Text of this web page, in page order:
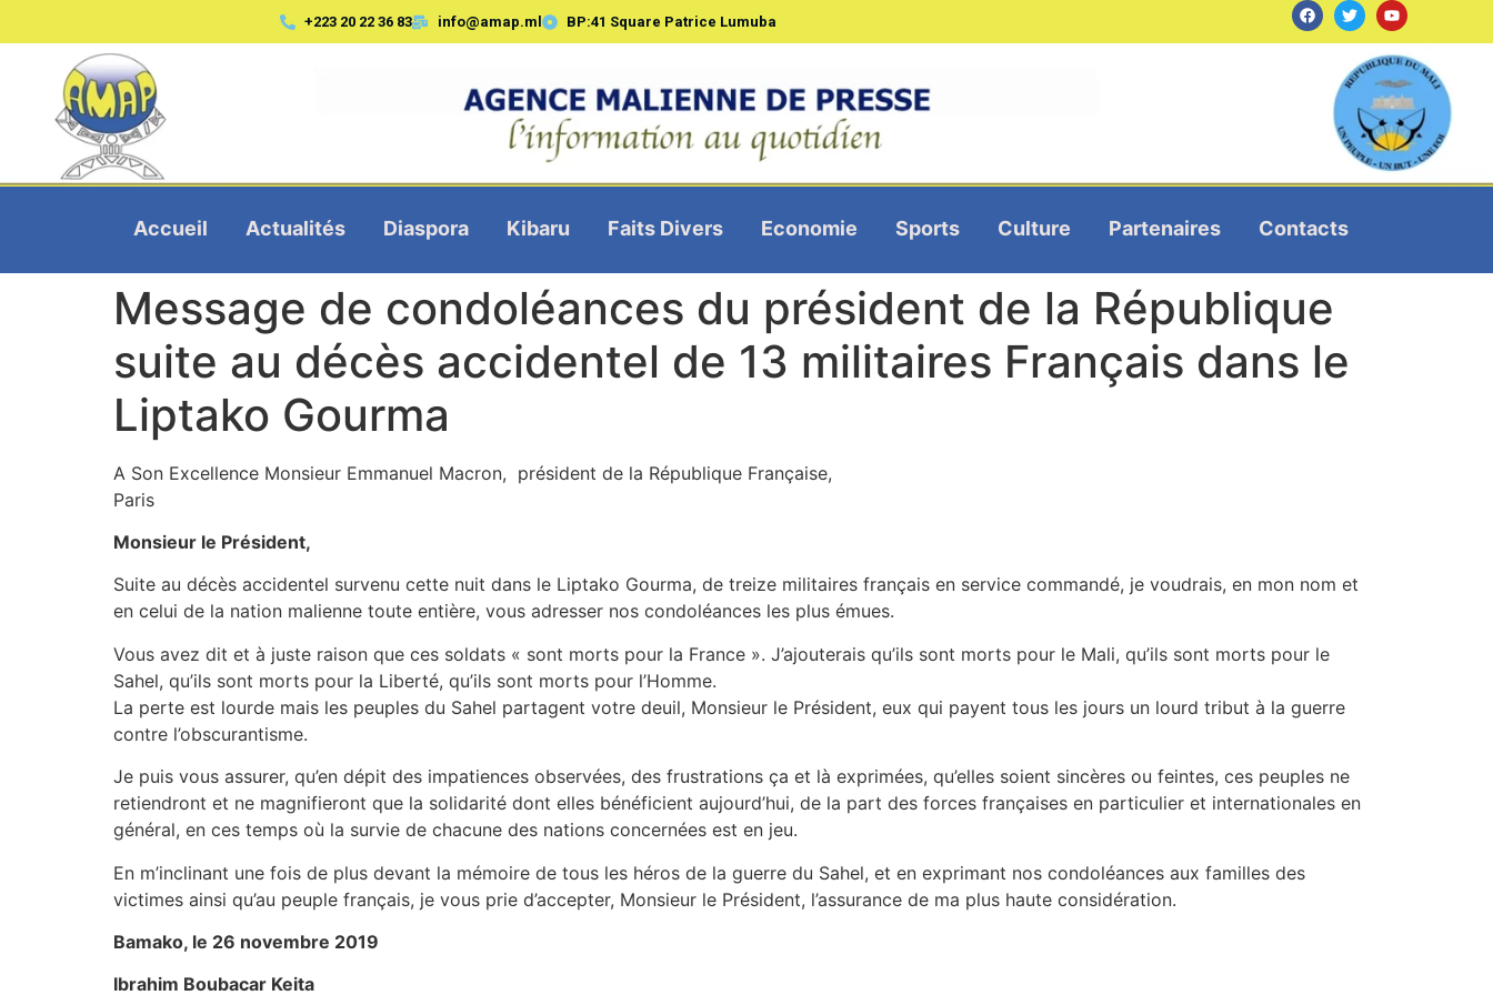
+223 20 22 36 83 info@amap.ml BP:41 Square Patrice Lumuba
Accueil Actualités Diaspora Kibaru Faits Divers Economie Sports Culture Partenaires Contacts
Message de condoléances du président de la République
suite au décès accidentel de 13 militaires Français dans le
Liptako Gourma
A Son Excellence Monsieur Emmanuel Macron, président de la République Française,
Paris
Monsieur le Président,
Suite au décès accidentel survenu cette nuit dans le Liptako Gourma, de treize militaires français en service commandé, je voudrais, en mon nom et
en celui de la nation malienne toute entière, vous adresser nos condoléances les plus émues.
Vous avez dit et à juste raison que ces soldats « sont morts pour la France ». J’ajouterais qu’ils sont morts pour le Mali, qu’ils sont morts pour le
Sahel, qu’ils sont morts pour la Liberté, qu’ils sont morts pour l’Homme.
La perte est lourde mais les peuples du Sahel partagent votre deuil, Monsieur le Président, eux qui payent tous les jours un lourd tribut à la guerre
contre l’obscurantisme.
Je puis vous assurer, qu’en dépit des impatiences observées, des frustrations ça et là exprimées, qu’elles soient sincères ou feintes, ces peuples ne
retiendront et ne magnifieront que la solidarité dont elles bénéficient aujourd’hui, de la part des forces françaises en particulier et internationales en
général, en ces temps où la survie de chacune des nations concernées est en jeu.
En m’inclinant une fois de plus devant la mémoire de tous les héros de la guerre du Sahel, et en exprimant nos condoléances aux familles des
victimes ainsi qu’au peuple français, je vous prie d’accepter, Monsieur le Président, l’assurance de ma plus haute considération.
Bamako, le 26 novembre 2019
Ibrahim Boubacar Keita